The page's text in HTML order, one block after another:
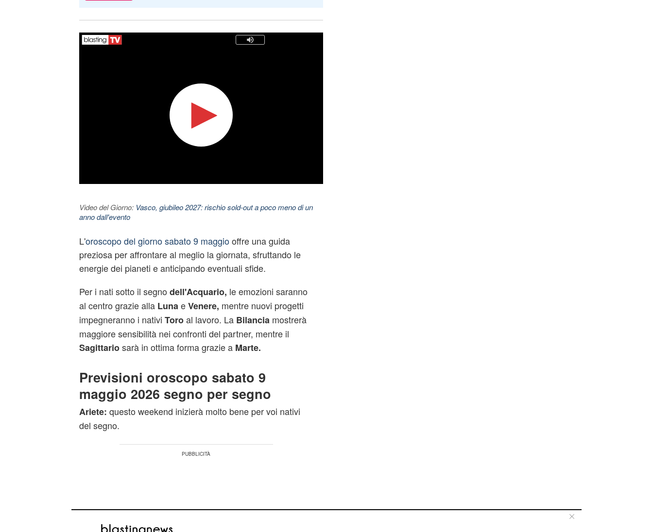
Video del Giorno: Vasco, giubileo 2027: rischio sold-out a poco meno di un
anno dall'evento
L'oroscopo del giorno sabato 9 maggiooffre una guida
preziosa per affrontare al meglio la giornata, sfruttando le
energie dei pianeti e anticipando eventuali sfide.
Per i nati sotto il segno dell'Acquario, le emozioni saranno
al centro grazie alla Luna eVenere, mentre nuovi progetti
impegneranno i nativi Toroal lavoro. La Bilancia mostrerà
maggiore sensibilità nei confronti del partner, mentre il
Sagittariosarà in ottima forma grazie a Marte.
Previsioni oroscopo sabato 9
maggio 2026 segno per segno
Ariete: questo weekend inizierà molto bene per voi nativi
del segno.